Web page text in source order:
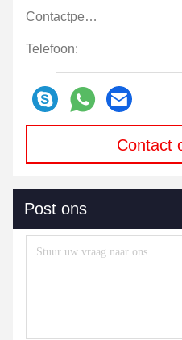
Contactpersonen:
Telefoon:
Contact
Post ons